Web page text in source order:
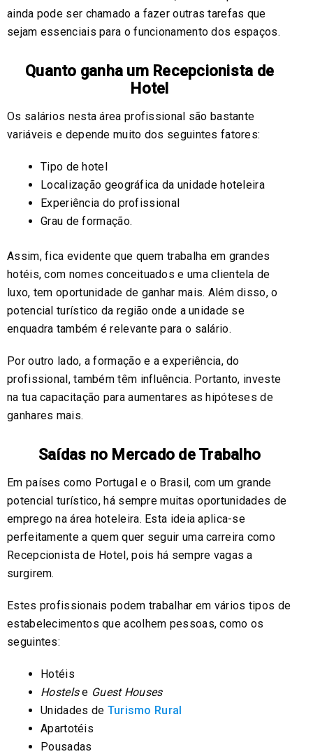
ainda pode ser chamado a fazer outras tarefas que
sejam essenciais para o funcionamento dos espaços.
Quanto ganha um Recepcionista de
Hotel
Os salários nesta área profissional são bastante
variáveis e depende muito dos seguintes fatores:
Tipo de hotel
Localização geográfica da unidade hoteleira
Experiência do profissional
Grau de formação.
Assim, fica evidente que quem trabalha em grandes
hotéis, com nomes conceituados e uma clientela de
luxo, tem oportunidade de ganhar mais. Além disso, o
potencial turístico da região onde a unidade se
enquadra também é relevante para o salário.
Por outro lado, a formação e a experiência, do
profissional, também têm influência. Portanto, investe
na tua capacitação para aumentares as hipóteses de
ganhares mais.
Saídas no Mercado de Trabalho
Em países como Portugal e o Brasil, com um grande
potencial turístico, há sempre muitas oportunidades de
emprego na área hoteleira. Esta ideia aplica-se
perfeitamente a quem quer seguir uma carreira como
Recepcionista de Hotel, pois há sempre vagas a
surgirem.
Estes profissionais podem trabalhar em vários tipos de
estabelecimentos que acolhem pessoas, como os
seguintes:
Hotéis
Hostelse Guest Houses
Unidades de Turismo Rural
Apartotéis
Pousadas